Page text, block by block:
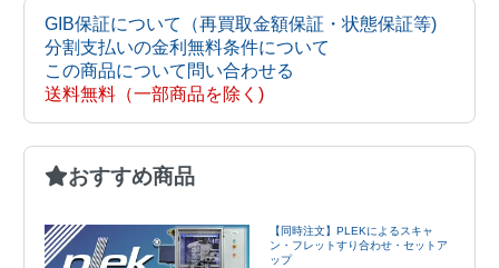
GIB保証について（再買取金額保証・状態保証等)
分割支払いの金利無料条件について
この商品について問い合わせる
送料無料（一部商品を除く)
おすすめ商品
【同時注文】PLEKによるスキャ
ン・フレットすり合わせ・セットア
ップ